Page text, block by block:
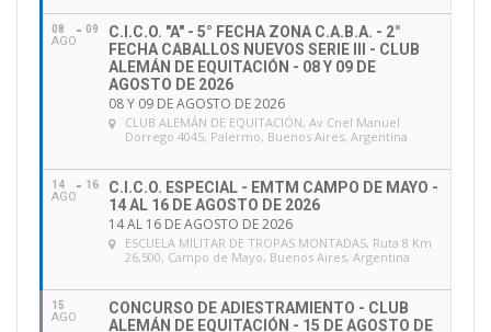
08
AGO
09
C.I.C.O. "A" - 5° FECHA ZONA C.A.B.A. - 2°
FECHA CABALLOS NUEVOS SERIE III - CLUB
ALEMÁN DE EQUITACIÓN - 08 Y 09 DE
AGOSTO DE 2026
08 Y 09 DE AGOSTO DE 2026
CLUB ALEMÁN DE EQUITACIÓN, Av Cnel Manuel
Dorrego 4045, Palermo, Buenos Aires, Argentina
14
AGO
16
C.I.C.O. ESPECIAL - EMTM CAMPO DE MAYO -
14 AL 16 DE AGOSTO DE 2026
14 AL 16 DE AGOSTO DE 2026
ESCUELA MILITAR DE TROPAS MONTADAS, Ruta 8 Km
26,500, Campo de Mayo, Buenos Aires, Argentina
15
AGO
CONCURSO DE ADIESTRAMIENTO - CLUB
ALEMÁN DE EQUITACIÓN - 15 DE AGOSTO DE